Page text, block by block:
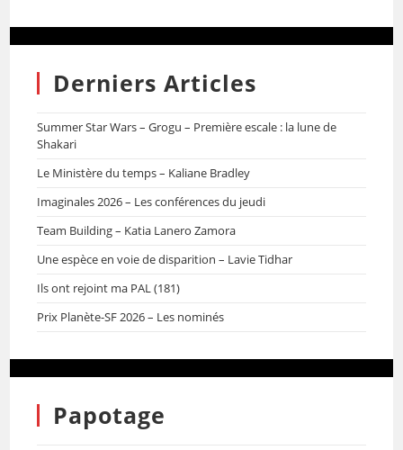
Derniers Articles
Summer Star Wars – Grogu – Première escale : la lune de
Shakari
Le Ministère du temps – Kaliane Bradley
Imaginales 2026 – Les conférences du jeudi
Team Building – Katia Lanero Zamora
Une espèce en voie de disparition – Lavie Tidhar
Ils ont rejoint ma PAL (181)
Prix Planète-SF 2026 – Les nominés
Papotage